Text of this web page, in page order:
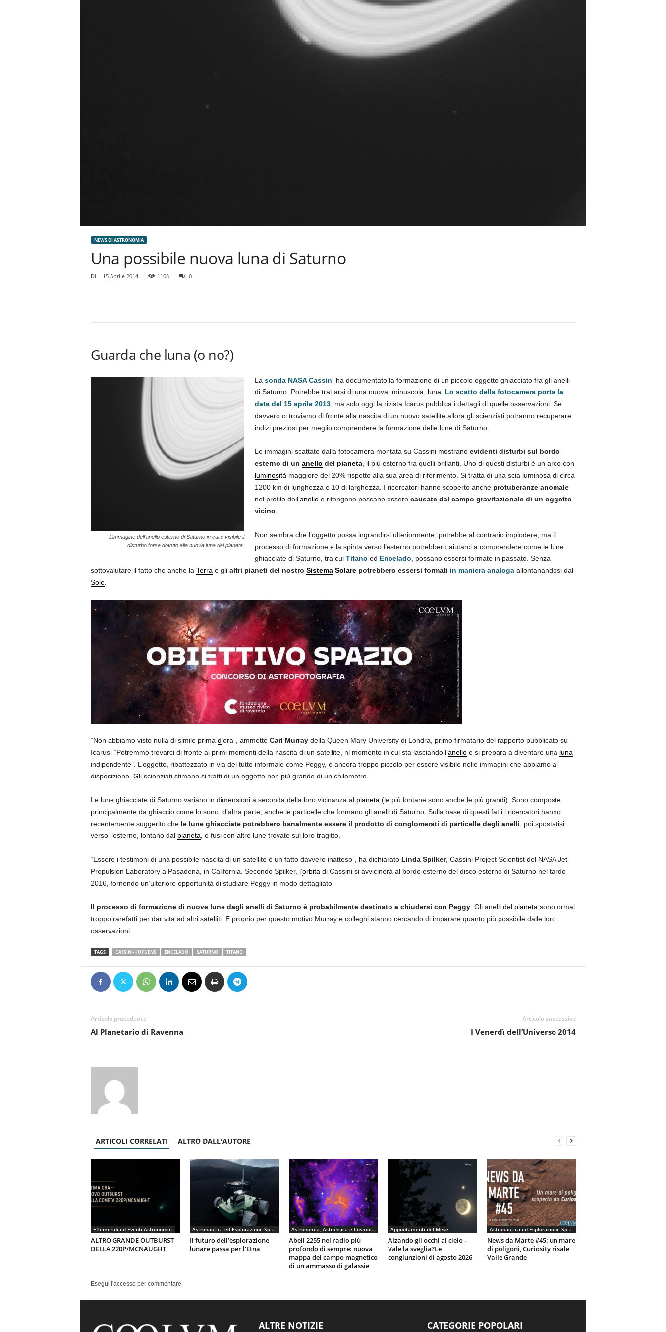
NEWS DI ASTRONOMIA
Una possibile nuova luna di Saturno
Di - 15 Aprile 2014 1108 0
Guarda che luna (o no?)
L’immagine dell’anello esterno di Saturno in cui è visibile il
disturbo forse dovuto alla nuova luna del pianeta.
La sonda NASA Cassini ha documentato la formazione di un piccolo oggetto ghiacciato fra gli anelli
di Saturno. Potrebbe trattarsi di una nuova, minuscola, luna
Lo scatto della fotocamera porta la
data del 15 aprile 2013, ma solo oggi la rivista Icarus pubblica i dettagli di quelle osservazioni. Se
davvero ci troviamo di fronte alla nascita di un nuovo satellite allora gli scienziati potranno recuperare
indizi preziosi per meglio comprendere la formazione delle lune di Saturno.
Le immagini scattate dalla fotocamera montata su Cassini mostrano evidenti disturbi sul bordo
esterno di un anello del pianeta, il più esterno fra quelli brillanti. Uno di questi disturbi è un arco con
luminosità maggiore del 20% rispetto alla sua area di riferimento. Si tratta di una scia luminosa di circa
1200 km di lunghezza e 10 di larghezza. I ricercatori hanno scoperto anche protuberanze anomale
nel profilo dell’anelloe ritengono possano essere causate dal campo gravitazionale di un oggetto
vicino
Non sembra che l’oggetto possa ingrandirsi ulteriormente, potrebbe al contrario implodere, ma il
processo di formazione e la spinta verso l’esterno potrebbero aiutarci a comprendere come le lune
ghiacciate di Saturno, tra cui Titano ed Encelado , possano essersi formate in passato. Senza
sottovalutare il fatto che anche la Terra e gli altri pianeti del nostro Sistema Solarepotrebbero essersi formati in maniera analogaallontanandosi dal
Sole.
“Non abbiamo visto nulla di simile prima d’ora”, ammette Carl Murraydella Queen Mary University di Londra, primo firmatario del rapporto pubblicato su
Icarus. “Potremmo trovarci di fronte ai primi momenti della nascita di un satellite, nl momento in cui sta lasciando l’anelloe si prepara a diventare una luna
indipendente”. L’oggetto, ribattezzato in via del tutto informale come Peggy, è ancora troppo piccolo per essere visibile nelle immagini che abbiamo a
disposizione. Gli scienziati stimano si tratti di un oggetto non più grande di un chilometro.
Le lune ghiacciate di Saturno variano in dimensioni a seconda della loro vicinanza al pianeta (le più lontane sono anche le più grandi). Sono composte
principalmente da ghiaccio come lo sono, d’altra parte, anche le particelle che formano gli anelli di Saturno. Sulla base di questi fatti i ricercatori hanno
recentemente suggerito che le lune ghiacciate potrebbero banalmente essere il prodotto di conglomerati di particelle degli anelli , poi spostatisi
verso l’esterno, lontano dal pianeta , e fusi con altre lune trovate sul loro tragitto.
“Essere i testimoni di una possibile nascita di un satellite è un fatto davvero inatteso”, ha dichiarato Linda Spilker, Cassini Project Scientist del NASA Jet
Propulsion Laboratory a Pasadena, in California. Secondo Spilker, l’orbita di Cassini si avvicinerà al bordo esterno del disco esterno di Saturno nel tardo
2016, fornendo un’ulteriore opportunità di studiare Peggy in modo dettagliato.
Il processo di formazione di nuove lune dagli anelli di Saturno è probabilmente destinato a chiudersi con Peggy. Gli anelli del pianeta sono ormai
troppo rarefatti per dar vita ad altri satelliti. E proprio per questo motivo Murray e colleghi stanno cercando di imparare quanto più possibile dalle loro
osservazioni.
TAGS CASSINI-HUYGENS ENCELADO SATURNO TITANO
Articolo precedente
Al Planetario di Ravenna
Articolo successivo
I Venerdì dell’Universo 2014
ARTICOLI CORRELATI ALTRO DALL'AUTORE
Effemeridi ed Eventi Astronomici
ALTRO GRANDE OUTBURST
DELLA 220P/MCNAUGHT
Astronautica ed Esplorazione Spaziale
Il futuro dell’esplorazione
lunare passa per l’Etna
Astronomia, Astrofisica e Cosmologia
Abell 2255 nel radio più
profondo di sempre: nuova
mappa del campo magnetico
di un ammasso di galassie
Appuntamenti del Mese
Alzando gli occhi al cielo –
Vale la sveglia?Le
congiunzioni di agosto 2026
Astronautica ed Esplorazione Spaziale
News da Marte #45: un mare
di poligoni, Curiosity risale
Valle Grande
Esegui l'accesso per commentare.
ALTRE NOTIZIE CATEGORIE POPOLARI